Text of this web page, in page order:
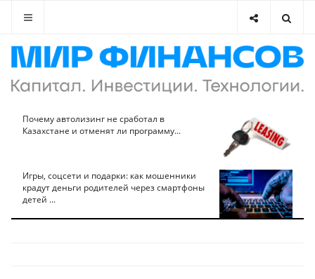
Почему автолизинг не сработал в
Казахстане и отменят ли программу...
Игры, соцсети и подарки: как мошенники
крадут деньги родителей через смартфоны
детей ...